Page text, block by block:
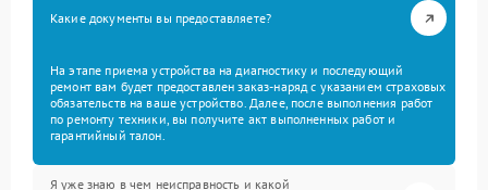
Какие документы вы предоставляете?
На этапе приема устройства на диагностику и последующий
ремонт вам будет предоставлен заказ-наряд с указанием страховых
обязательств на ваше устройство. Далее, после выполнения работ
по ремонту техники, вы получите акт выполненных работ и
гарантийный талон.
Я уже знаю в чем неисправность и какой